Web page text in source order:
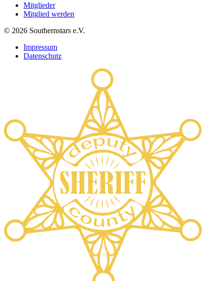
Mitglieder
Mitglied werden
© 2026 Southernstars e.V.
Impressum
Datenschutz